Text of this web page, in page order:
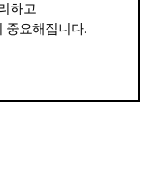
하고
중요해집니다.